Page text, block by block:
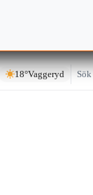
18°Vaggeryd